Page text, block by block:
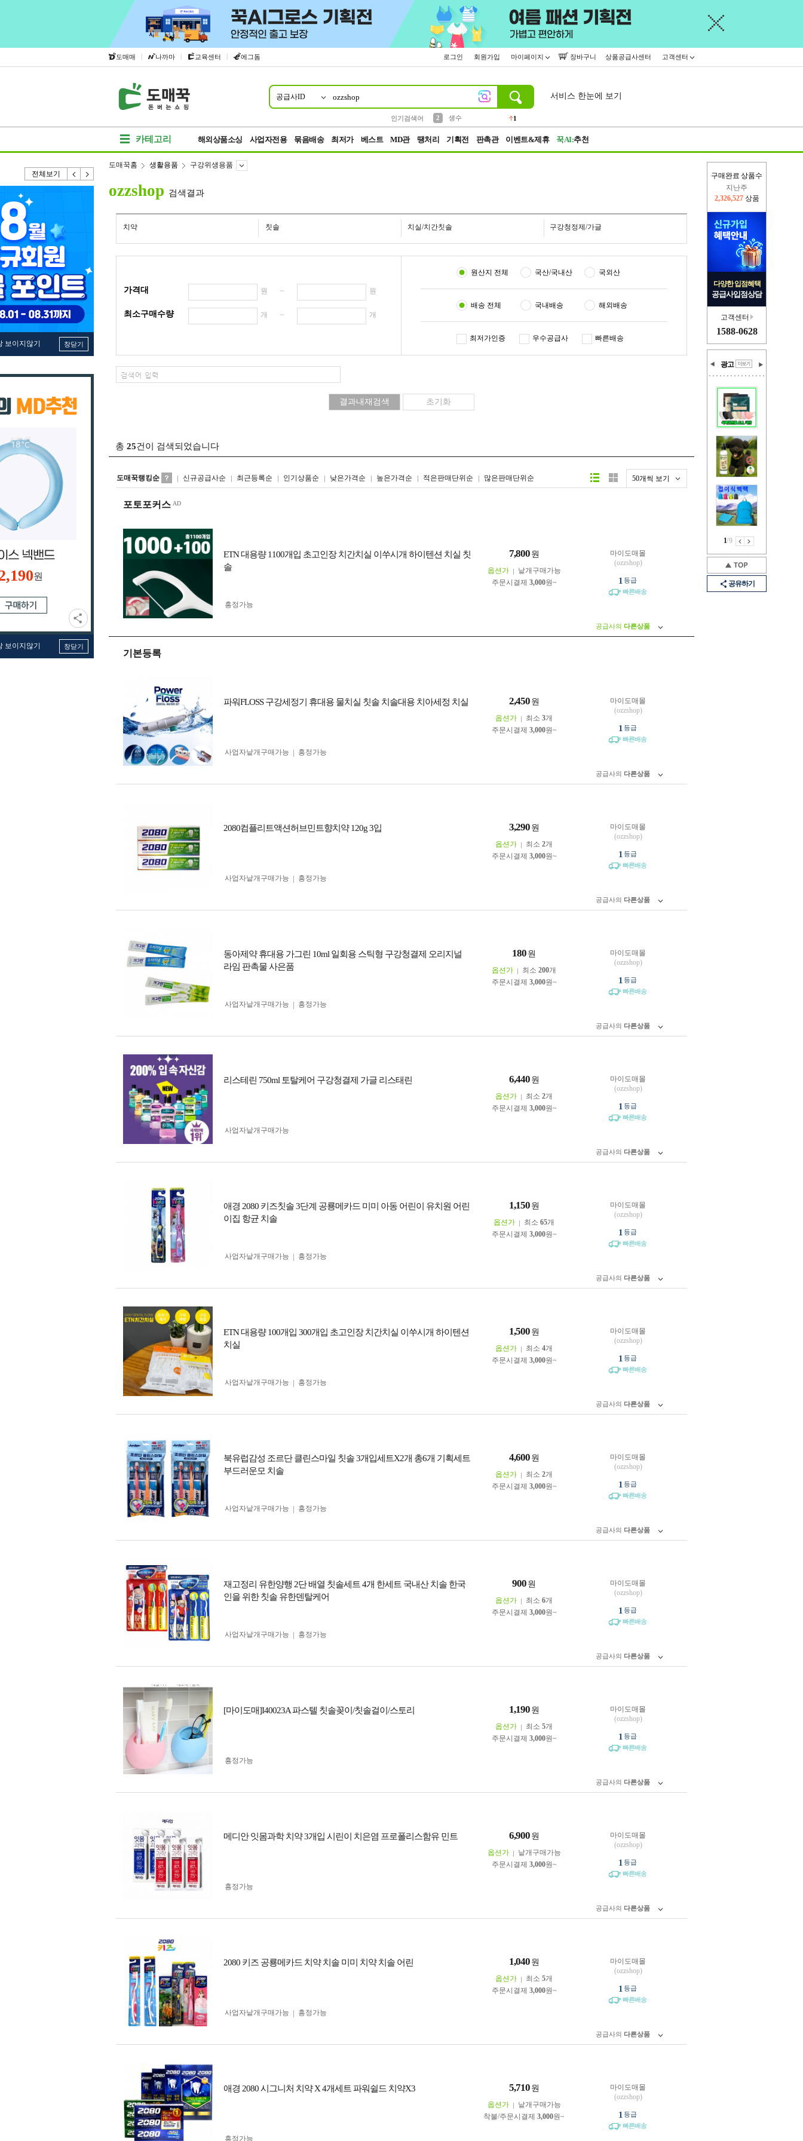
도매매 | 나까마 | 교육센터 | 에그돔 로그인 회원가입 마이페이지 장바구니 상품공급사센터 고객센터
공급사ID
인기검색어
2
생수
1
서비스 한눈에 보기
카테고리 해외상품소싱 사업자전용 묶음배송 최저가 베스트 MD관 땡처리 기획전 판촉관 이벤트&제휴 꾹AI:추천
전체보기
보이지않기 창닫기
원
보이지않기 창닫기
구매완료 상품수
지난주
2,326,527상품
이번주
다양한 입점혜택
공급사입점상담
고객센터
1588-0628
광고
1/9
공유하기
도매꾹홈 생활용품 구강위생용품
ozzshop 검색결과
치약 칫솔 치실/치간칫솔 구강청정제/가글
가격대 원 ~ 원
최소구매수량 개 ~ 개
원산지 전체 국산/국내산 국외산
배송 전체 국내배송 해외배송
최저가인증 우수공급사 빠른배송
총 25건이 검색되었습니다
도매꾹랭킹순 신규공급사순 최근등록순 인기상품순 낮은가격순 높은가격순 적은판매단위순 많은판매단위순 50개씩 보기
리스트형갤러리형
포토포커스
ETN 대용량 1100개입 초고인장 치간치실 이쑤시개 하이텐션 치실 칫
솔
7,800 원
옵션가
낱개구매가능
주문시결제 3,000원~
흥정가능
마이도매몰
(ozzshop)
1 등급
빠른배송
공급사의 다른상품
기본등록
파워FLOSS 구강세정기 휴대용 물치실 칫솔 치솔대용 치아세정 치실 2,450 원
옵션가 최소 3개
주문시결제 3,000원~
사업자 낱개구매가능 흥정가능
마이도매몰
(ozzshop)
1 등급
빠른배송
공급사의 다른상품
2080컴플리트액션허브민트향치약 120g 3입 3,290 원
옵션가 최소 2개
주문시결제 3,000원~
사업자 낱개구매가능 흥정가능
마이도매몰
(ozzshop)
1 등급
빠른배송
공급사의 다른상품
동아제약 휴대용 가그린 10ml 일회용 스틱형 구강청결제 오리지널
라임 판촉물 사은품
180 원
옵션가 최소 200개
주문시결제 3,000원~
사업자 낱개구매가능 흥정가능
마이도매몰
(ozzshop)
1 등급
빠른배송
공급사의 다른상품
리스테린 750ml 토탈케어 구강청결제 가글 리스태린 6,440 원
옵션가 최소 2개
주문시결제 3,000원~
사업자 낱개구매가능
마이도매몰
(ozzshop)
1 등급
빠른배송
공급사의 다른상품
애경 2080 키즈칫솔 3단계 공룡메카드 미미 아동 어린이 유치원 어린
이집 항균 치솔
1,150 원
옵션가 최소 65개
주문시결제 3,000원~
사업자 낱개구매가능 흥정가능
마이도매몰
(ozzshop)
1 등급
빠른배송
공급사의 다른상품
ETN 대용량 100개입 300개입 초고인장 치간치실 이쑤시개 하이텐션
치실
1,500 원
옵션가 최소 4개
주문시결제 3,000원~
사업자 낱개구매가능 흥정가능
마이도매몰
(ozzshop)
1 등급
빠른배송
공급사의 다른상품
북유럽감성 조르단 클린스마일 칫솔 3개입세트X2개 총6개 기획세트
부드러운모 치솔
4,600 원
옵션가 최소 2개
주문시결제 3,000원~
사업자 낱개구매가능 흥정가능
마이도매몰
(ozzshop)
1 등급
빠른배송
공급사의 다른상품
재고정리 유한양행 2단 배열 칫솔세트 4개 한세트 국내산 치솔 한국
인을 위한 칫솔 유한덴탈케어
900 원
옵션가 최소 6개
주문시결제 3,000원~
사업자 낱개구매가능 흥정가능
마이도매몰
(ozzshop)
1 등급
빠른배송
공급사의 다른상품
[마이도매]I40023A 파스텔 칫솔꽂이/칫솔걸이/스토리 1,190 원
옵션가 최소 5개
주문시결제 3,000원~
흥정가능
마이도매몰
(ozzshop)
1 등급
빠른배송
공급사의 다른상품
메디안 잇몸과학 치약 3개입 시린이 치은염 프로폴리스함유 민트 6,900 원
옵션가
낱개구매가능
주문시결제 3,000원~
흥정가능
마이도매몰
(ozzshop)
1 등급
빠른배송
공급사의 다른상품
2080 키즈 공룡메카드 치약 치솔 미미 치약 치솔 어린 1,040 원
옵션가 최소 5개
주문시결제 3,000원~
사업자 낱개구매가능 흥정가능
마이도매몰
(ozzshop)
1 등급
빠른배송
공급사의 다른상품
애경 2080 시그니처 치약 X 4개세트 파워쉴드 치약X3 5,710 원
옵션가
낱개구매가능
착불/주문시결제 3,000원~
흥정가능
마이도매몰
(ozzshop)
1 등급
빠른배송